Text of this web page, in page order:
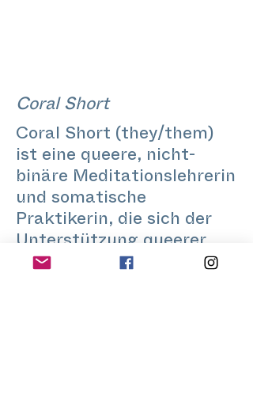
Coral Short
Coral Short (they/them)
ist eine queere, nicht-
binäre Meditationslehrerin
und somatische
Praktikerin, die sich der
Unterstützung queerer
Menschen widmet,